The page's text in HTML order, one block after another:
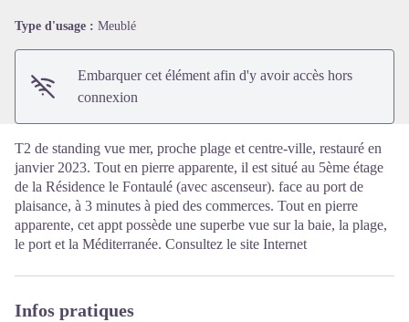
Type d'usage : Meublé
Embarquer cet élément afin d'y avoir accès hors
connexion
T2 de standing vue mer, proche plage et centre-ville, restauré en
janvier 2023. Tout en pierre apparente, il est situé au 5ème étage
de la Résidence le Fontaulé (avec ascenseur). face au port de
plaisance, à 3 minutes à pied des commerces. Tout en pierre
apparente, cet appt possède une superbe vue sur la baie, la plage,
le port et la Méditerranée. Consultez le site Internet
Infos pratiques